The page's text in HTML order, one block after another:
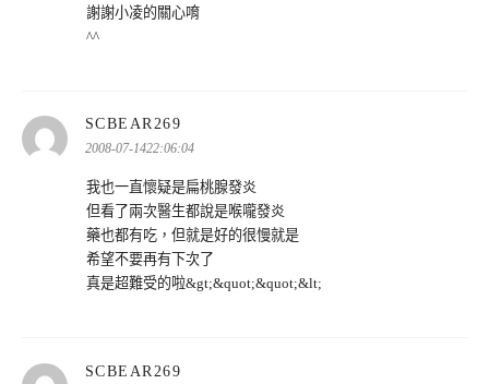
謝謝小凌的關心唷
^^
SCBEAR269
示:
2008-07-1422:06:04
我也一直懷疑是扁桃腺發炎
但看了兩次醫生都說是喉嚨發炎
藥也都有吃，但就是好的很慢就是
希望不要再有下次了
真是超難受的啦&gt;&quot;&quot;&lt;
SCBEAR269